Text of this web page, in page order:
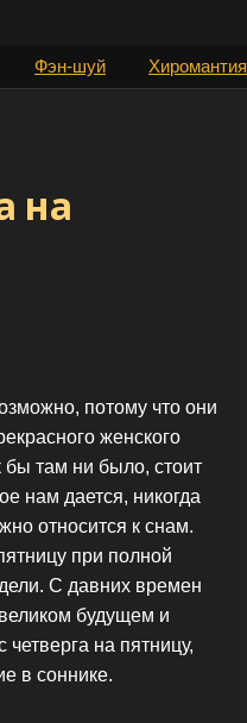
Фэн-шуй Хиромантия
на
потому что они
женского
бы там ни было, стоит
нам дается, никогда
относится к снам.
при полной
С давних времен
будущем и
на пятницу,
в соннике.